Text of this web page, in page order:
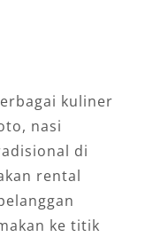
kuliner
nasi
di
rental
ke titik